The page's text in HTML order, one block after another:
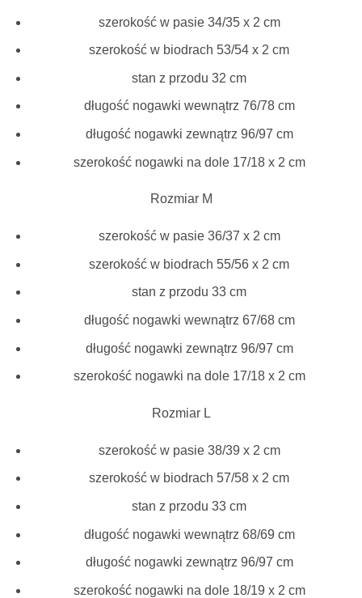
szerokość w pasie 34/35 x 2 cm
szerokość w biodrach 53/54 x 2 cm
stan z przodu 32 cm
długość nogawki wewnątrz 76/78 cm
długość nogawki zewnątrz 96/97 cm
szerokość nogawki na dole 17/18 x 2 cm
Rozmiar M
szerokość w pasie 36/37 x 2 cm
szerokość w biodrach 55/56 x 2 cm
stan z przodu 33 cm
długość nogawki wewnątrz 67/68 cm
długość nogawki zewnątrz 96/97 cm
szerokość nogawki na dole 17/18 x 2 cm
Rozmiar L
szerokość w pasie 38/39 x 2 cm
szerokość w biodrach 57/58 x 2 cm
stan z przodu 33 cm
długość nogawki wewnątrz 68/69 cm
długość nogawki zewnątrz 96/97 cm
szerokość nogawki na dole 18/19 x 2 cm